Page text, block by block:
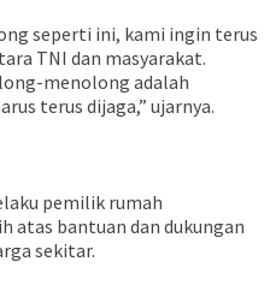
seperti ini, kami ingin terus
TNI dan masyarakat.
menolong adalah
terus dijaga,” ujarnya.
pemilik rumah
atas bantuan dan dukungan
sekitar.